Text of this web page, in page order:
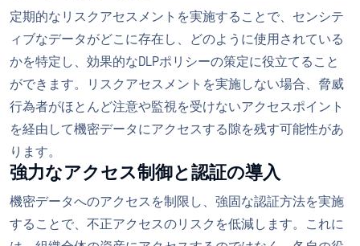
定期的なリスクアセスメントを実施することで、センシテ
ィブなデータがどこに存在し、どのように使用されている
かを特定し、効果的なDLPポリシーの策定に役立てること
ができます。リスクアセスメントを実施しない場合、脅威
行為者がほとんど注意や監視を受けないアクセスポイント
を経由して機密データにアクセスする隙を残す可能性があ
ります。
強力なアクセス制御と認証の導入
機密データへのアクセスを制限し、強固な認証方法を実施
することで、不正アクセスのリスクを低減します。これに